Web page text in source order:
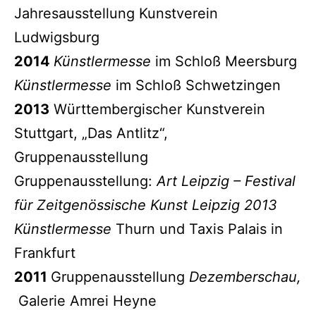
Jahresausstellung Kunstverein
Ludwigsburg
2014 Künstlermesse im Schloß Meersburg
Künstlermesse im Schloß Schwetzingen
2013 Württembergischer Kunstverein
Stuttgart, „Das Antlitz“,
Gruppenausstellung
Gruppenausstellung: Art Leipzig – Festival
für Zeitgenössische Kunst Leipzig 2013
Künstlermesse Thurn und Taxis Palais in
Frankfurt
2011 Gruppenausstellung Dezemberschau,
Galerie Amrei Heyne